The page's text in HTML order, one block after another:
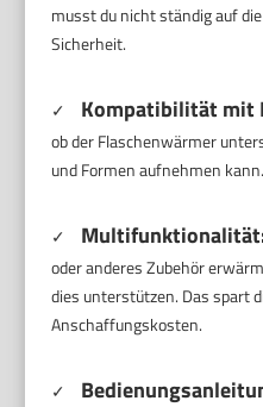
musst du nicht ständig auf
Sicherheit.
✓ Kompatibilität mit
ob der Flaschenwärmer
und Formen aufnehmen
✓
oder anderes Zubehör
dies unterstützen. Das spart
Anschaffungskosten.
✓